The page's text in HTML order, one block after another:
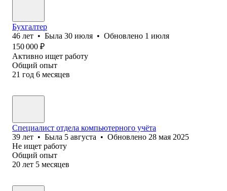
Бухгалтер
46 лет • Была 30 июля • Обновлено 1 июля
150 000 ₽
Активно ищет работу
Общий опыт
21 год 6 месяцев
Специалист отдела компьютерного учёта
39 лет • Была 5 августа • Обновлено 28 мая 2025
Не ищет работу
Общий опыт
20 лет 5 месяцев